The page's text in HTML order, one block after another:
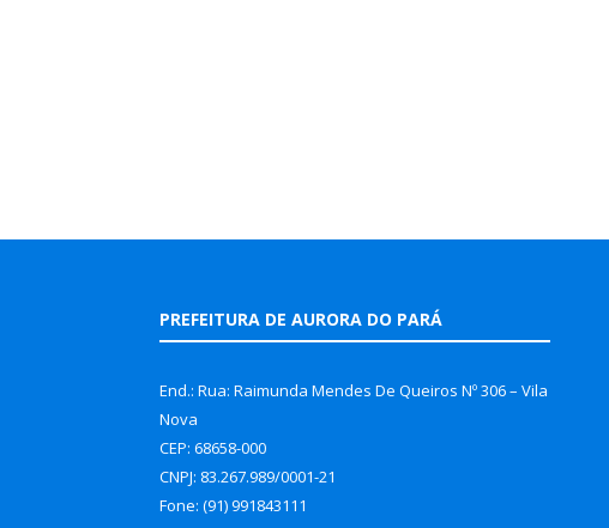
PREFEITURA DE AURORA DO PARÁ
End.: Rua: Raimunda Mendes De Queiros Nº 306 – Vila
Nova
CEP: 68658-000
CNPJ: 83.267.989/0001-21
Fone: (91) 991843111